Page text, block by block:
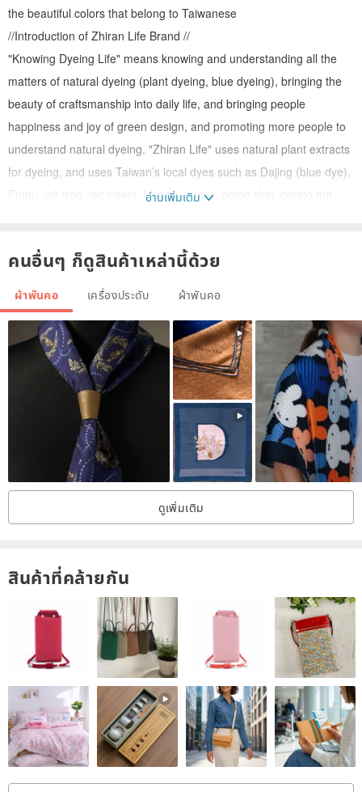
the beautiful colors that belong to Taiwanese
//Introduction of Zhiran Life Brand //
"Knowing Dyeing Life" means knowing and understanding all the
matters of natural dyeing (plant dyeing, blue dyeing), bringing the
beauty of craftsmanship into daily life, and bringing people
happiness and joy of green design, and promoting more people to
understand natural dyeing. "Zhiran Life" uses natural plant extracts
for dyeing, and uses Taiwan’s local dyes such as Dajing (blue dye),
Fumu, ink tree, lac insect, longan, guava, onion skin, potato nut
fabrics, and follow the ancient dyeing method, use the amount of
chemical additives that the earth can bear, and retrieve the ancient
dyeing method of the ancestors. Nowadays, where food safety is
emphasized, plant dyes and blue dyes are used as expression
media, and blue, blue-green, and brown are the main hues to
develop various lifestyle products, and bring blue dyes and plant
dyes to life. High craftsmanship and life aesthetics.
//Product Information//
"Knowing Dyeing Life-Natural Plant Dyed Silk Cotton Scarf / Lotus
Root"
In the cold and hot early autumn, it is always unpredictable to wear
become very important. In addition to the clothes, matching a scarf
makes people feel relaxed and comfortable.
. Material: 50% rayon, 50% silk
. Technique: Gradual dyeing
. Dyed material: ink tree
. This product is customized, no return or exchange service is
provided
. The product includes packaging and a free dust-proof storage bag
อ่านเพิ่มเติม
คนอื่นๆ ก็ดูสินค้าเหล่านี้ด้วย
ผ้าพันคอ เครื่องประดับ ผ้าพันคอ
ดูเพิ่มเติม
สินค้าที่คล้ายกัน